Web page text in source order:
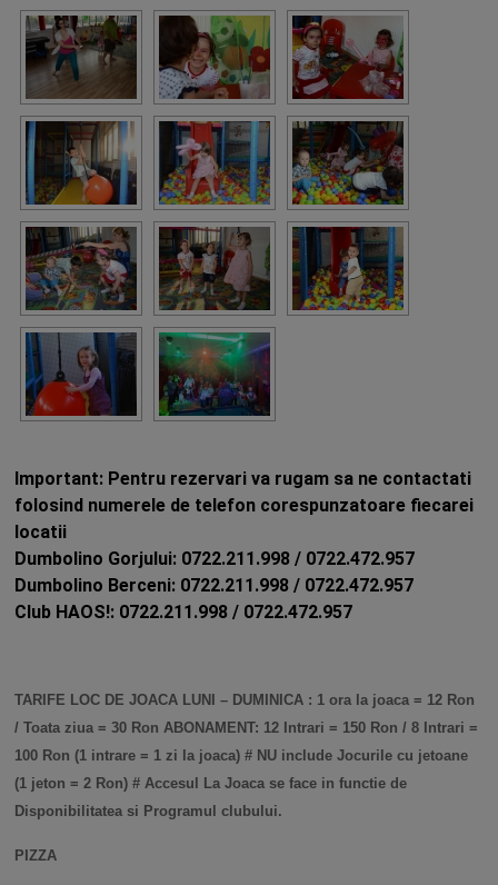
Important: Pentru rezervari va rugam sa ne contactati
folosind numerele de telefon corespunzatoare fiecarei
locatii
Dumbolino Gorjului: 0722.211.998 / 0722.472.957
Dumbolino Berceni: 0722.211.998 / 0722.472.957
Club HAOS!: 0722.211.998 / 0722.472.957
TARIFE LOC DE JOACA LUNI – DUMINICA : 1 ora la joaca = 12 Ron
/ Toata ziua = 30 Ron ABONAMENT: 12 Intrari = 150 Ron / 8 Intrari =
100 Ron (1 intrare = 1 zi la joaca) # NU include Jocurile cu jetoane
(1 jeton = 2 Ron) # Accesul La Joaca se face in functie de
Disponibilitatea si Programul clubului.
PIZZA